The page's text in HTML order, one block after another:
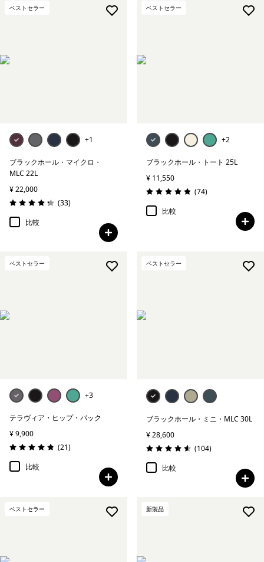
ベストセラー
+1
ブラックホール・マイクロ・
MLC 22L
¥ 22,000
評価: 4.2 / 5
(33レビュー
)
比較
ベストセラー
+2
ブラックホール・トート 25L
¥ 11,550
評価: 4.9 / 5
(74レビュー
)
比較
ベストセラー
+3
テラヴィア・ヒップ・パック
¥ 9,900
評価: 4.9 / 5
(21レビュー
)
比較
ベストセラー
ブラックホール・ミニ・MLC 30L
¥ 28,600
評価: 4.6 / 5
(104レビュー
)
比較
ベストセラー 新製品